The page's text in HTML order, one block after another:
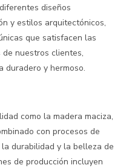
diseños
y estilos arquitectónicos,
que satisfacen las
nuestros clientes,
duradero y hermoso.
como la madera maciza,
con procesos de
durabilidad y la belleza de
de producción incluyen